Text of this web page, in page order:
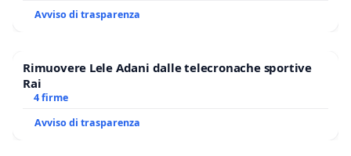
Avviso di trasparenza
Rimuovere Lele Adani dalle telecronache sportive
Rai
4 firme
Avviso di trasparenza